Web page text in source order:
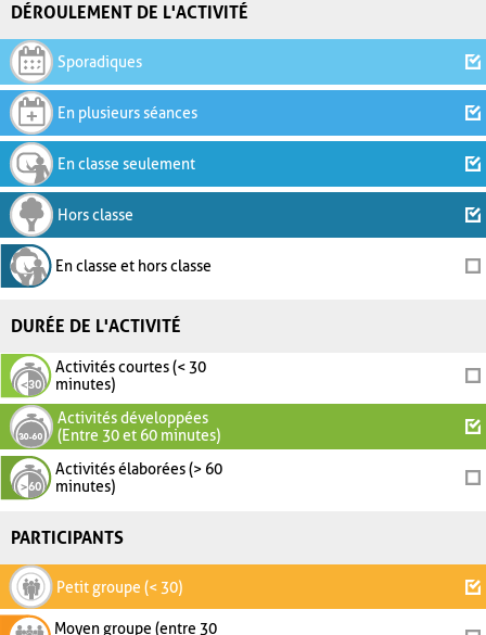
DÉROULEMENT DE L'ACTIVITÉ
Sporadiques
En plusieurs séances
En classe seulement
Hors classe
En classe et hors classe
DURÉE DE L'ACTIVITÉ
Activités courtes (< 30
minutes)
Activités développées
(Entre 30 et 60 minutes)
Activités élaborées (> 60
minutes)
PARTICIPANTS
Petit groupe (< 30)
Moyen groupe (entre 30